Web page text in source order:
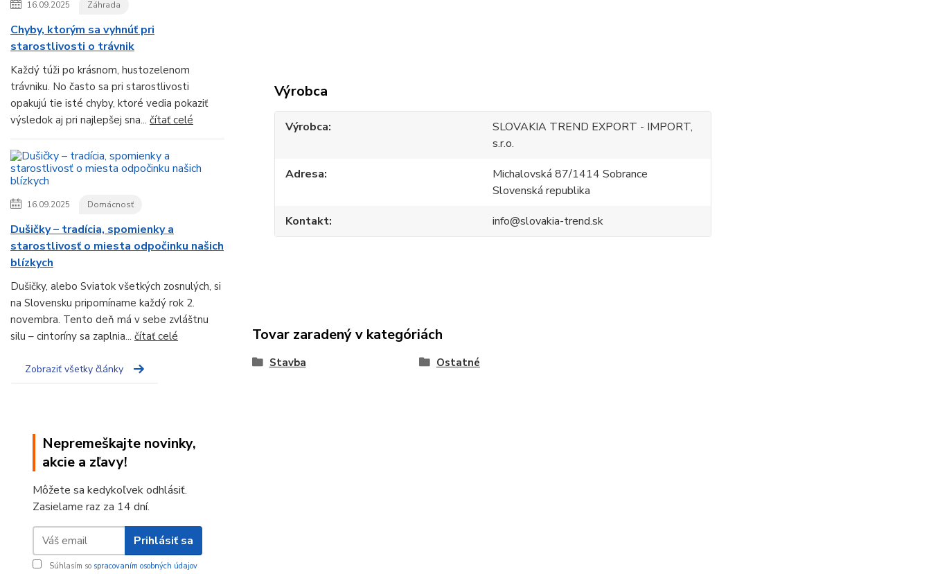
16.09.2025 Záhrada
Chyby, ktorým sa vyhnúť pri
starostlivosti o trávnik
Každý túži po krásnom, hustozelenom
trávniku. No často sa pri starostlivosti
opakujú tie isté chyby, ktoré vedia pokaziť
výsledok aj pri najlepšej sna... čítať celé
16.09.2025 Domácnosť
Dušičky – tradícia, spomienky a
starostlivosť o miesta odpočinku našich
blízkych
Dušičky, alebo Sviatok všetkých zosnulých, si
na Slovensku pripomíname každý rok 2.
novembra. Tento deň má v sebe zvláštnu
silu – cintoríny sa zaplnia... čítať celé
Zobraziť všetky články
Nepremeškajte novinky,
akcie a zľavy!
Môžete sa kedykoľvek odhlásiť.
Zasielame raz za 14 dní.
Prihlásiť sa
Súhlasím so spracovaním osobných údajov
Výrobca
Výrobca
SLOVAKIA TREND EXPORT - IMPORT,
s.r.o.
Adresa
Michalovská 87/1414 Sobrance
Slovenská republika
Kontakt
info@slovakia-trend.sk
Tovar zaradený v kategóriách
Stavba Ostatné